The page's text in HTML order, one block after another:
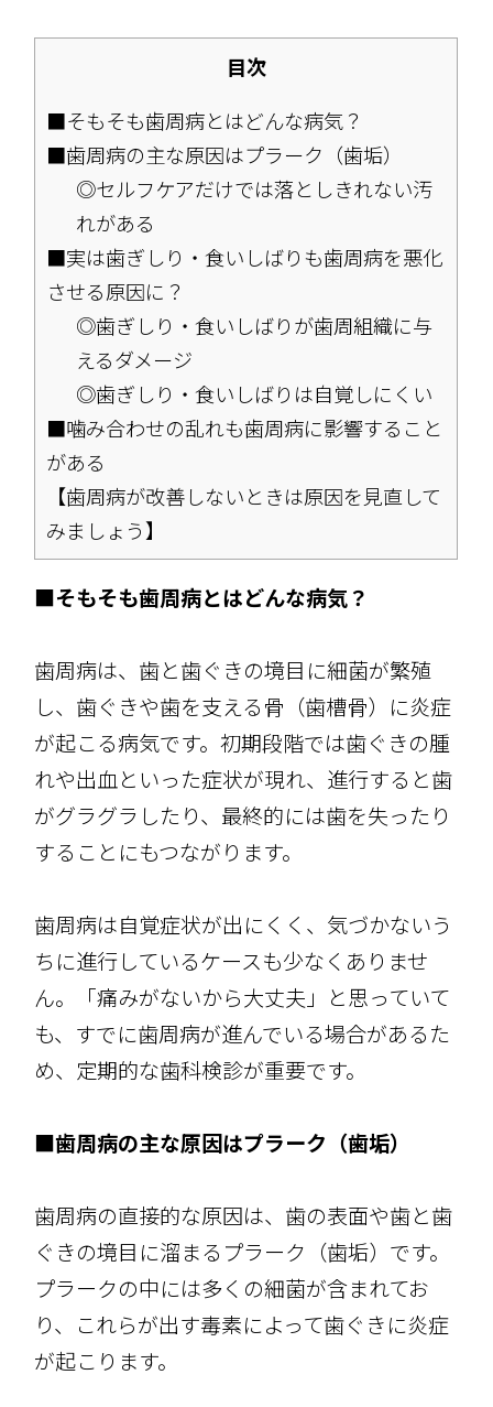
目次
■そもそも歯周病とはどんな病気？
■歯周病の主な原因はプラーク（歯垢）
◎セルフケアだけでは落としきれない汚
れがある
■実は歯ぎしり・食いしばりも歯周病を悪化
させる原因に？
◎歯ぎしり・食いしばりが歯周組織に与
えるダメージ
◎歯ぎしり・食いしばりは自覚しにくい
■噛み合わせの乱れも歯周病に影響すること
がある
【歯周病が改善しないときは原因を見直して
みましょう】
■そもそも歯周病とはどんな病気？
歯周病は、歯と歯ぐきの境目に細菌が繁殖
し、歯ぐきや歯を支える骨（歯槽骨）に炎症
が起こる病気です。初期段階では歯ぐきの腫
れや出血といった症状が現れ、進行すると歯
がグラグラしたり、最終的には歯を失ったり
することにもつながります。
歯周病は自覚症状が出にくく、気づかないう
ちに進行しているケースも少なくありませ
ん。「痛みがないから大丈夫」と思っていて
も、すでに歯周病が進んでいる場合があるた
め、定期的な歯科検診が重要です。
■歯周病の主な原因はプラーク（歯垢）
歯周病の直接的な原因は、歯の表面や歯と歯
ぐきの境目に溜まるプラーク（歯垢）です。
プラークの中には多くの細菌が含まれてお
り、これらが出す毒素によって歯ぐきに炎症
が起こります。